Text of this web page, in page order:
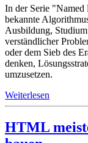
In der Serie "Named
bekannte
Ausbildung,
verständlicher
oder dem Sieb des
denken,
umzusetzen.
Weiterlesen
HTML